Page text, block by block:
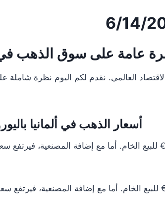
عامة على سوق الذهب في
العالمي. نقدم لكم اليوم نظرة
أسعار الذهب في ألمانيا